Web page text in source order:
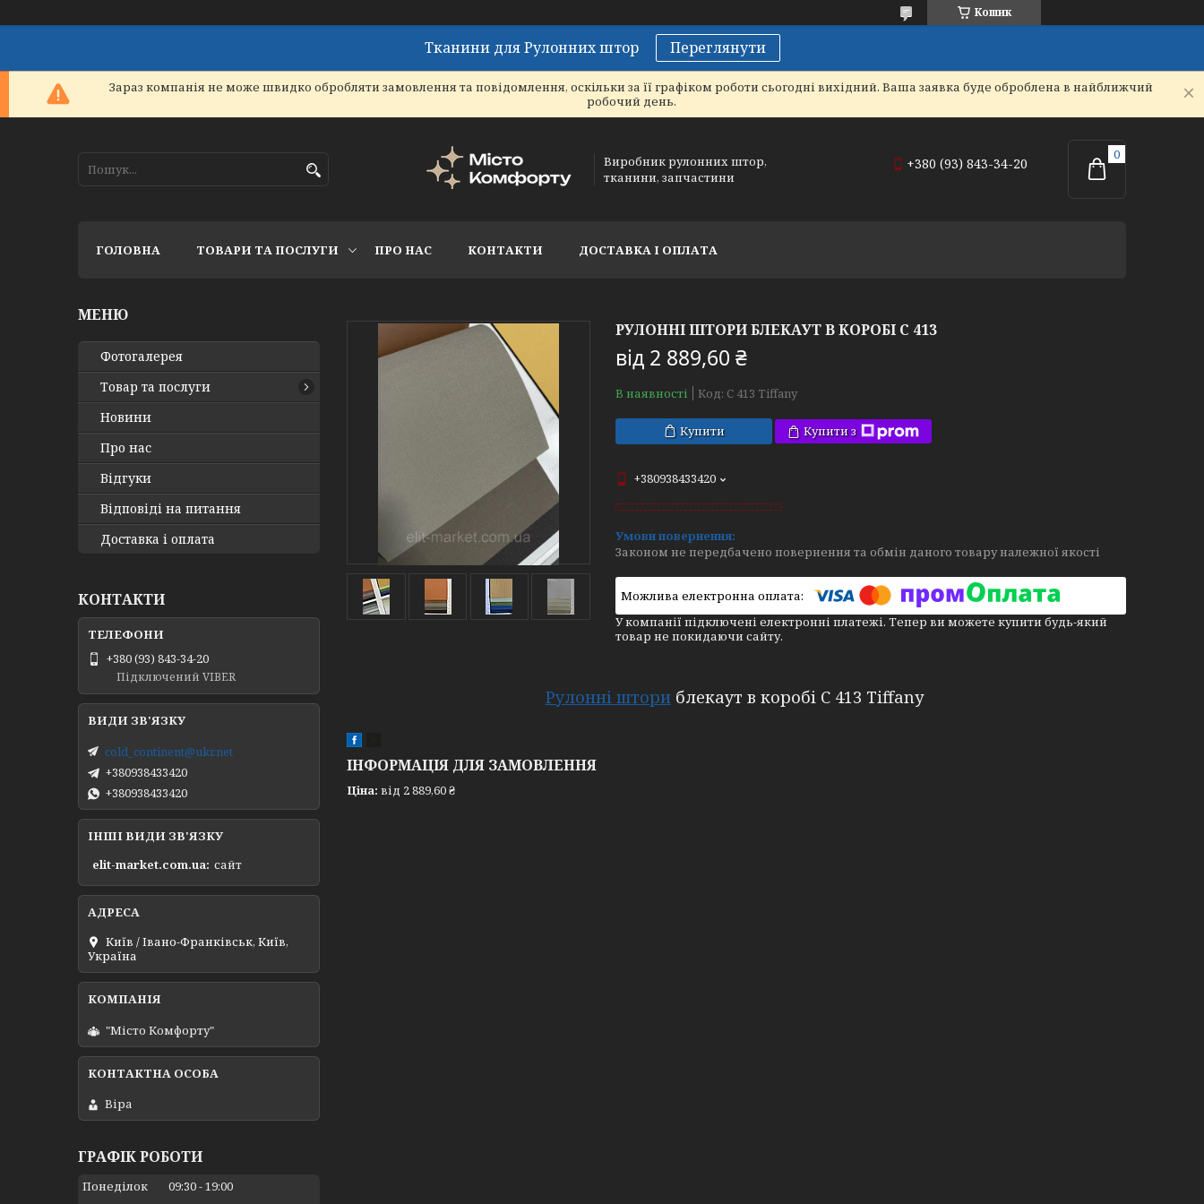
Кошик
Тканини для Рулонних штор Переглянути
Зараз компанія не може швидко обробляти замовлення та повідомлення, оскільки за її графіком роботи сьогодні вихідний. Ваша заявка буде оброблена в найближчий
робочий день.
Виробник рулонних штор,
тканини, запчастини
+380 (93) 843-34-20
ГОЛОВНА ТОВАРИ ТА ПОСЛУГИ ПРО НАС КОНТАКТИ ДОСТАВКА І ОПЛАТА
РУЛОННІ ШТОРИ БЛЕКАУТ В КОРОБІ С 413
від 2 889,60 ₴
В наявності Код: С 413 Tiffany
Купити Купити з
+380938433420
Законом не передбачено повернення та обмін даного товару належної якості
У компанії підключені електронні платежі. Тепер ви можете купити будь-який
товар не покидаючи сайту.
Рулонні шториблекаут в коробі С 413 Tiffany
ІНФОРМАЦІЯ ДЛЯ ЗАМОВЛЕННЯ
Ціна: від 2 889,60 ₴
Фотогалерея
Товар та послуги
Новини
Про нас
Відгуки
Відповіді на питання
Доставка і оплата
КОНТАКТИ
+380 (93) 843-34-20
Підключений VIBER
cold_continent@ukr.net
+380938433420
+380938433420
ІНШІ ВИДИ ЗВ'ЯЗКУ
elit-market.com.ua сайт
Київ / Івано-Франківськ, Київ,
Україна
"Місто Комфорту"
Віра
ГРАФІК РОБОТИ
Понеділок 09:30 19:00